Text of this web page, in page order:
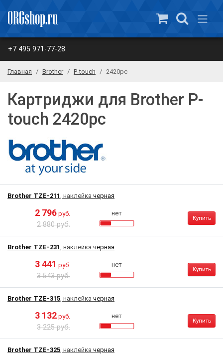
+7 495 971-77-28
Главная Brother P-touch 2420pc
Картриджи для Brother P-
touch 2420pc
Brother TZE-211, наклейка черная
2 796 руб.
2 880 руб.
нет
Купить
Brother TZE-231, наклейка черная
3 441 руб.
3 543 руб.
нет
Купить
Brother TZE-315, наклейка черная
3 132 руб.
3 225 руб.
нет
Купить
Brother TZE-325, наклейка черная